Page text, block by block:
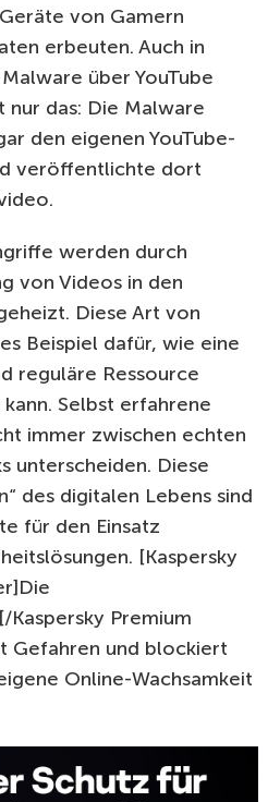
von Gamern
erbeuten. Auch in
über YouTube
das: Die Malware
den eigenen YouTube-
veröffentlichte dort
werden durch
von Videos in den
Diese Art von
Beispiel dafür, wie eine
reguläre Ressource
Selbst erfahrene
immer zwischen echten
unterscheiden. Diese
des digitalen Lebens sind
für den Einsatz
[Kaspersky
Premium
Gefahren und blockiert
Online-Wachsamkeit